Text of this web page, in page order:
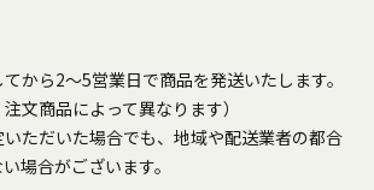
から2～5営業日で商品を発送いたします。
文商品によって異なります）
ただいた場合でも、地域や配送業者の都合
場合がございます。